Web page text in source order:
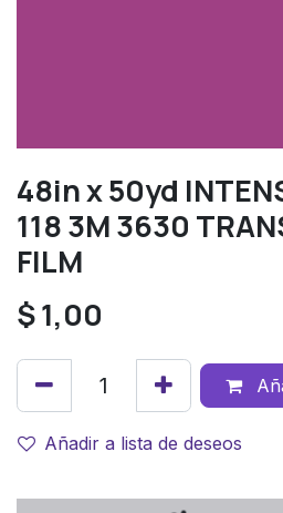
48in x 50yd
118 3M 3630
FILM
$1,00
Añadir a lista de deseos